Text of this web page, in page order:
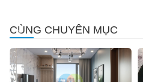
CÙNG CHUYÊN MỤC
nhựa
khóa
dành